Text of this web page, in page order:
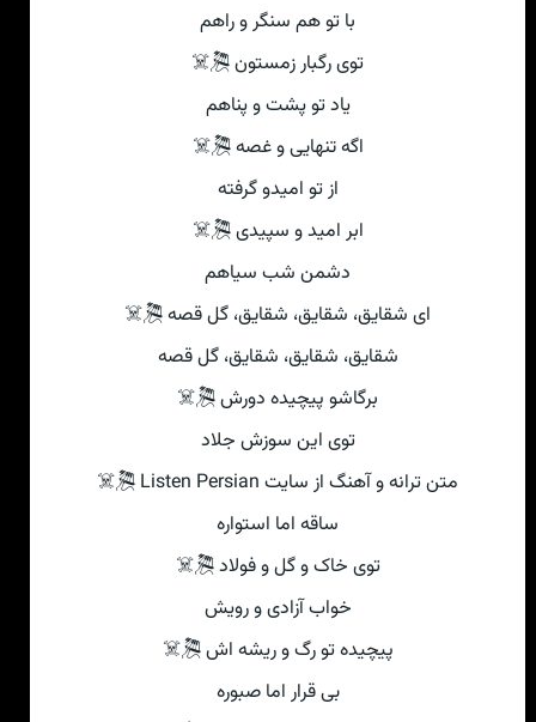
با تو هم سنگر و راهم
توی رگبار زمستون 🎘☠
یاد تو پشت و پناهم
اگه تنهایی و غصه 🎘☠
از تو امیدو گرفته
ابر امید و سپیدی 🎘☠
دشمن شب سیاهم
ای شقایق، شقایق، شقایق، گل قصه 🎘☠
شقایق، شقایق، شقایق، گل قصه
برگاشو پیچیده دورش 🎘☠
توی این سوزش جلاد
متن ترانه و آهنگ از سایت Listen Persian 🎘☠
ساقه اما استواره
توی خاک و گل و فولاد 🎘☠
خواب آزادی و رویش
پیچیده تو رگ و ریشه اش 🎘☠
بی قرار اما صبوره